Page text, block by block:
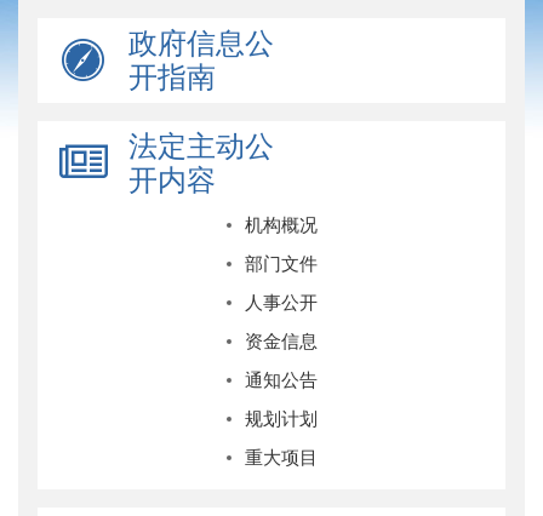
政府信息公
开指南
法定主动公
开内容
机构概况
部门文件
人事公开
资金信息
通知公告
规划计划
重大项目